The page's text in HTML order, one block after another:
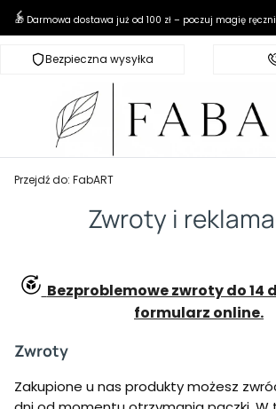
🎁 Darmowa dostawa już od 100 zł – poczuj magię
Bezpieczna wysyłka Darmowa
Przejdź do: FabART
Zwroty i
Bezproblemowe zwroty do 14
formularz online.
Zwroty
Zakupione u nas produkty możesz